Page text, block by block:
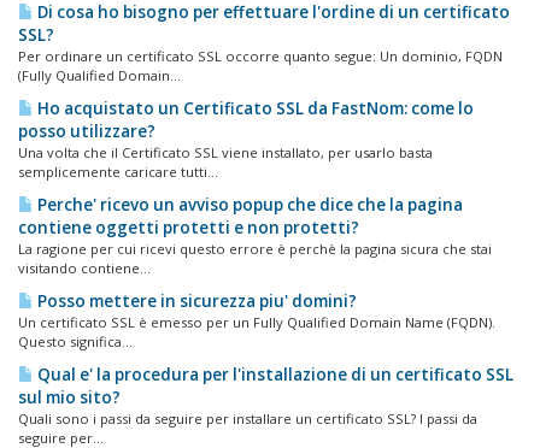
Di cosa ho bisogno per effettuare l'ordine di un certificato
SSL?
Per ordinare un certificato SSL occorre quanto segue: Un dominio, FQDN
(Fully Qualified Domain...
Ho acquistato un Certificato SSL da FastNom: come lo
posso utilizzare?
Una volta che il Certificato SSL viene installato, per usarlo basta
semplicemente caricare tutti...
Perche' ricevo un avviso popup che dice che la pagina
contiene oggetti protetti e non protetti?
La ragione per cui ricevi questo errore è perchè la pagina sicura che stai
visitando contiene...
Posso mettere in sicurezza piu' domini?
Un certificato SSL è emesso per un Fully Qualified Domain Name (FQDN).
Questo significa...
Qual e' la procedura per l'installazione di un certificato SSL
sul mio sito?
Quali sono i passi da seguire per installare un certificato SSL? I passi da
seguire per...